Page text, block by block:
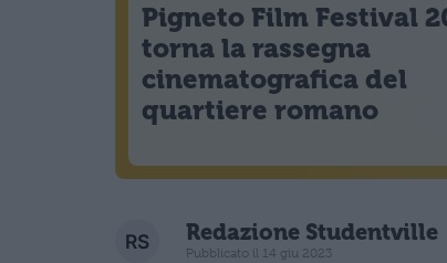
Pigneto Film Festival
torna la rassegna
cinematografica del
quartiere romano
Redazione Studentville
Pubblicato il 14 giu 2023